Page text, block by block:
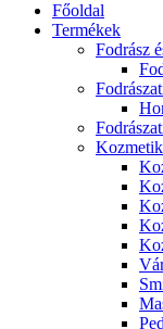
Főoldal
Termékek
Fodrász